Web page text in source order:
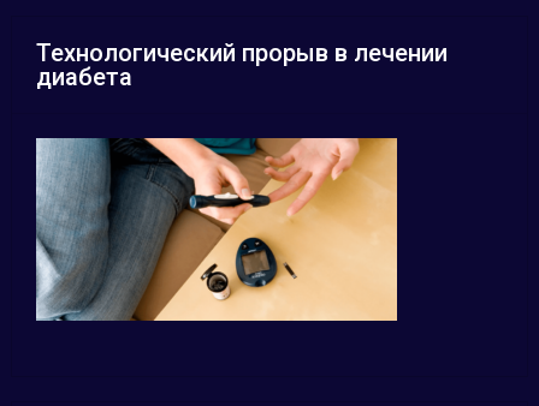
Технологический прорыв в лечении
диабета